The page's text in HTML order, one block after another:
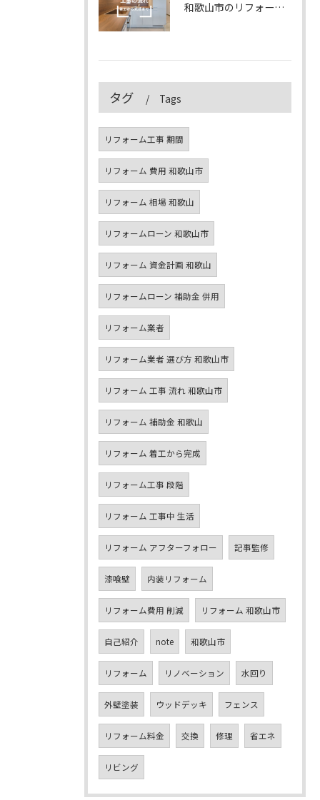
和歌山市のリフォーム工事の流れ｜着工から完成まで徹底解説【2025年版】
タグ Tags
リフォーム工事 期間
リフォーム 費用 和歌山市
リフォーム 相場 和歌山
リフォームローン 和歌山市
リフォーム 資金計画 和歌山
リフォームローン 補助金 併用
リフォーム業者
リフォーム業者 選び方 和歌山市
リフォーム 工事 流れ 和歌山市
リフォーム 補助金 和歌山
リフォーム 着工から完成
リフォーム工事 段階
リフォーム 工事中 生活
リフォーム アフターフォロー 記事監修
漆喰壁 内装リフォーム
リフォーム費用 削減 リフォーム 和歌山市
自己紹介 note 和歌山市
リフォーム リノベーション 水回り
外壁塗装 ウッドデッキ フェンス
リフォーム料金 交換 修理 省エネ
リビング